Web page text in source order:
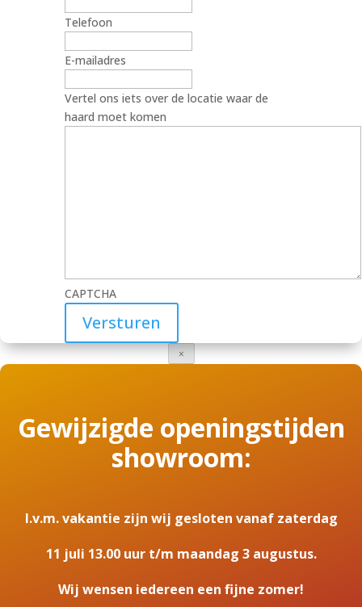
Telefoon
E-mailadres
Vertel ons iets over de locatie waar de
haard moet komen
CAPTCHA
×
Gewijzigde openingstijden
showroom:
I.v.m. vakantie zijn wij gesloten vanaf zaterdag
11 juli 13.00 uur t/m maandag 3 augustus.
Wij wensen iedereen een fijne zomer!